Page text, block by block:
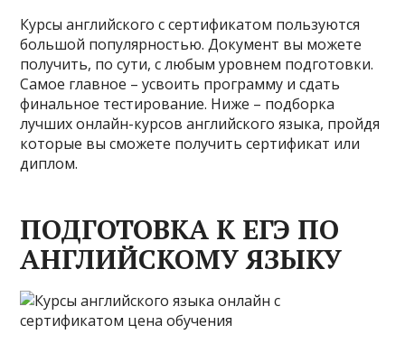
Курсы английского с сертификатом пользуются
большой популярностью. Документ вы можете
получить, по сути, с любым уровнем подготовки.
Самое главное – усвоить программу и сдать
финальное тестирование. Ниже – подборка
лучших онлайн-курсов английского языка, пройдя
которые вы сможете получить сертификат или
диплом.
ПОДГОТОВКА К ЕГЭ ПО
АНГЛИЙСКОМУ ЯЗЫКУ